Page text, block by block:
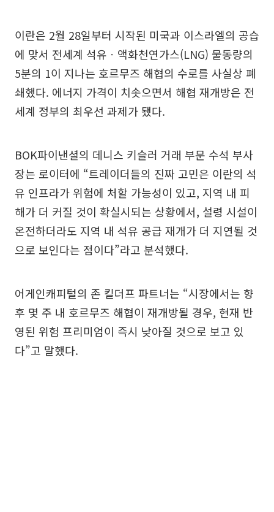
이란은 2월 28일부터 시작된 미국과 이스라엘의 공습
에 맞서 전세계 석유ㆍ액화천연가스(LNG) 물동량의
5분의 1이 지나는 호르무즈 해협의 수로를 사실상 폐
쇄했다. 에너지 가격이 치솟으면서 해협 재개방은 전
세계 정부의 최우선 과제가 됐다.
BOK파이낸셜의 데니스 키슬러 거래 부문 수석 부사
장는 로이터에 “트레이더들의 진짜 고민은 이란의 석
유 인프라가 위험에 처할 가능성이 있고, 지역 내 피
해가 더 커질 것이 확실시되는 상황에서, 설령 시설이
온전하더라도 지역 내 석유 공급 재개가 더 지연될 것
으로 보인다는 점이다”라고 분석했다.
어게인캐피털의 존 킬더프 파트너는 “시장에서는 향
후 몇 주 내 호르무즈 해협이 재개방될 경우, 현재 반
영된 위험 프리미엄이 즉시 낮아질 것으로 보고 있
다”고 말했다.